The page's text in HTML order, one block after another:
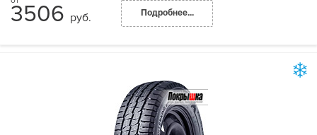
3506 руб. Подробнее...